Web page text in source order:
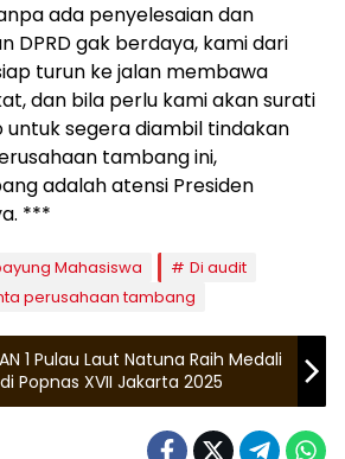
ada penyelesaian dan
DPRD gak berdaya, kami dari
turun ke jalan membawa
dan bila perlu kami akan surati
untuk segera diambil tindakan
tambang ini,
adalah atensi Presiden
***
Mahasiswa
Di audit
perusahaan tambang
1 Pulau Laut Natuna Raih Medali
Popnas XVII Jakarta 2025